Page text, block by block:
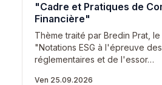
"Cadre et Pratiques de
Financière"
Thème traité par Bredin Prat, le
"Notations ESG à l'épreuve
réglementaires et de l'essor…
Ven 25.09.2026